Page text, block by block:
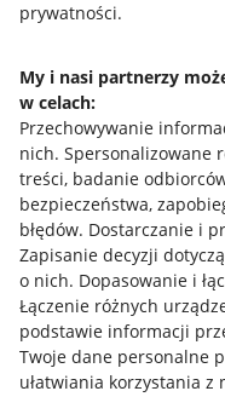
prywatności.
My i nasi partnerzy
w celach:
Przechowywanie
nich. Spersonalizowane
treści, badanie
bezpieczeństwa,
błędów. Dostarczanie i
Zapisanie decyzji
o nich. Dopasowanie i
Łączenie różnych
podstawie informacji
Twoje dane personalne
ułatwiania korzystania z
Jak to działa
Allegro Gadane dla
Allegro Gadane dla
Mapa miejscowości
Informacje prawne
Regulamin
Polityka plików
Ustawienia plików